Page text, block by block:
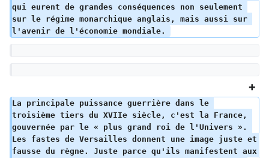
qui eurent de grandes conséquences non seulement
sur le régime monarchique anglais, mais aussi sur
l'avenir de l'économie mondiale.
La principale puissance guerrière dans le
troisième tiers du XVIIe siècle, c'est la France,
gouvernée par le « plus grand roi de l'Univers ».
Les fastes de Versailles donnent une image juste et
fausse du règne. Juste parce qu'ils manifestent aux